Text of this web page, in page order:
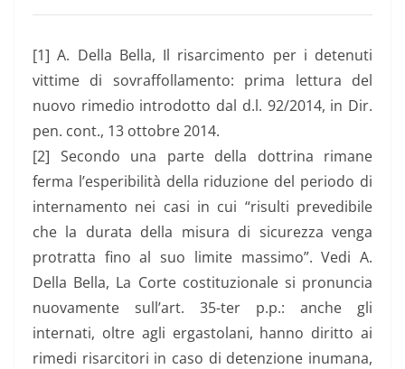
[1] A. Della Bella, Il risarcimento per i detenuti
vittime di sovraffollamento: prima lettura del
nuovo rimedio introdotto dal d.l. 92/2014, in Dir.
pen. cont., 13 ottobre 2014.
[2] Secondo una parte della dottrina rimane
ferma l’esperibilità della riduzione del periodo di
internamento nei casi in cui “risulti prevedibile
che la durata della misura di sicurezza venga
protratta fino al suo limite massimo”. Vedi A.
Della Bella, La Corte costituzionale si pronuncia
nuovamente sull’art. 35-ter p.p.: anche gli
internati, oltre agli ergastolani, hanno diritto ai
rimedi risarcitori in caso di detenzione inumana,